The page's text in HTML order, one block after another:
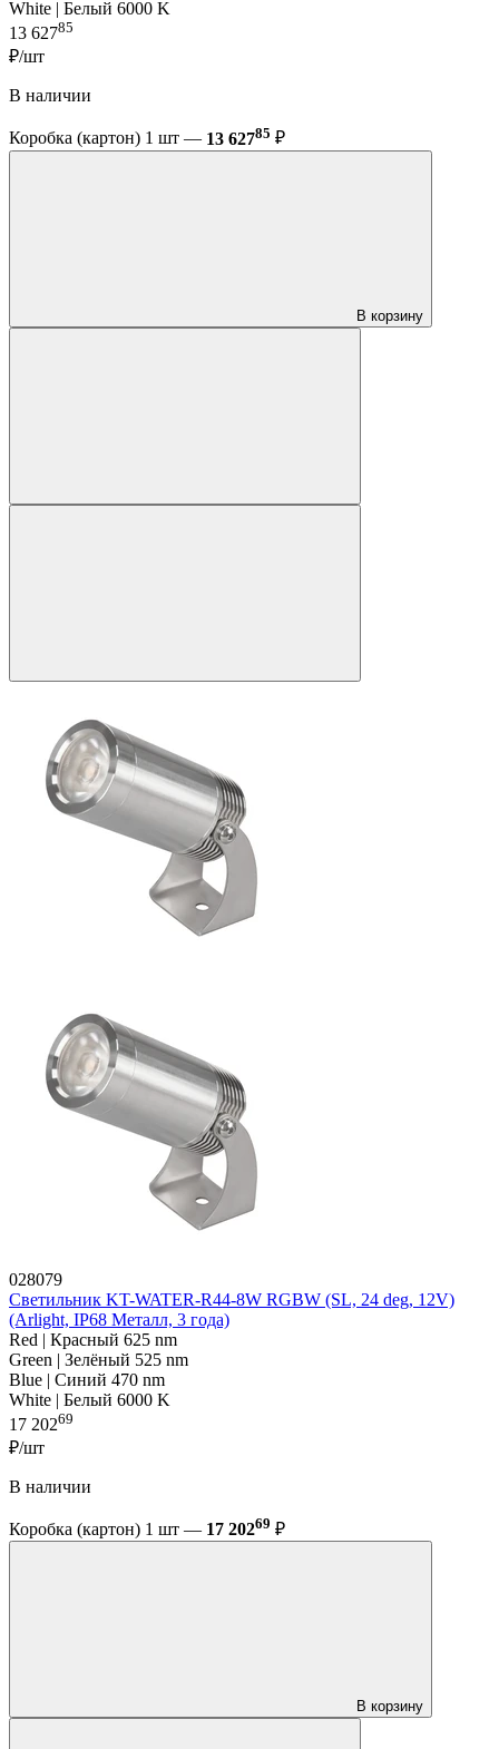
White | Белый 6000 K
13 62785
₽/шт
В наличии
Коробка (картон) 1 шт — 13 62785 ₽
В корзину
028079
Светильник KT-WATER-R44-8W RGBW (SL, 24 deg, 12V)
(Arlight, IP68 Металл, 3 года)
Red | Красный 625 nm
Green | Зелёный 525 nm
Blue | Синий 470 nm
White | Белый 6000 K
17 20269
₽/шт
В наличии
Коробка (картон) 1 шт — 17 20269 ₽
В корзину